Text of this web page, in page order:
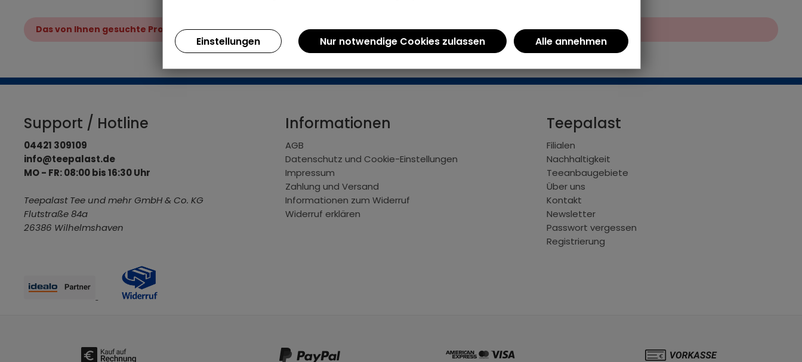
Das von Ihnen gesuchte Produkt ist leider nicht mehr vorhanden
Support / Hotline
04421 309109
info@teepalast.de
MO - FR: 08:00 bis 16:30 Uhr
Teepalast Tee und mehr GmbH & Co. KG
Flutstraße 84a
26386 Wilhelmshaven
Informationen
AGB
Datenschutz und Cookie-Einstellungen
Impressum
Zahlung und Versand
Informationen zum Widerruf
Widerruf erklären
Teepalast
Filialen
Nachhaltigkeit
Teeanbaugebiete
Über uns
Kontakt
Newsletter
Passwort vergessen
Registrierung
Einstellungen